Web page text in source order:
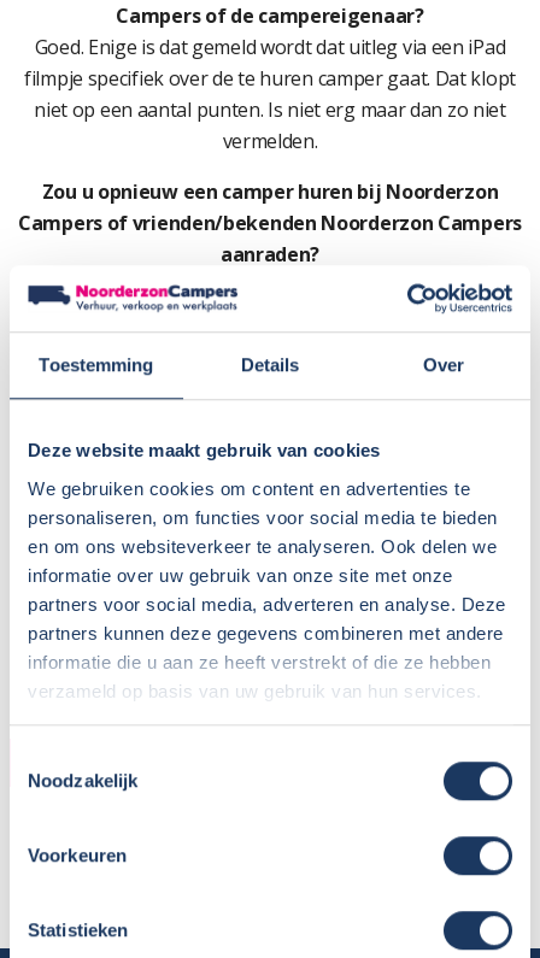
Toestemming Details Over
Deze website maakt gebruik van cookies
We gebruiken cookies om content en advertenties te
personaliseren, om functies voor social media te bieden
en om ons websiteverkeer te analyseren. Ook delen we
informatie over uw gebruik van onze site met onze
partners voor social media, adverteren en analyse. Deze
partners kunnen deze gegevens combineren met andere
informatie die u aan ze heeft verstrekt of die ze hebben
verzameld op basis van uw gebruik van hun services.
Noodzakelijk
Voorkeuren
Statistieken
Campers of de campereigenaar?
Goed. Enige is dat gemeld wordt dat uitleg via een iPad
filmpje specifiek over de te huren camper gaat. Dat klopt
niet op een aantal punten. Is niet erg maar dan zo niet
vermelden.
Zou u opnieuw een camper huren bij Noorderzon
Campers of vrienden/bekenden Noorderzon Campers
aanraden?
Allebei: zeker!
Cijfer:10
Plaats / Provincie: